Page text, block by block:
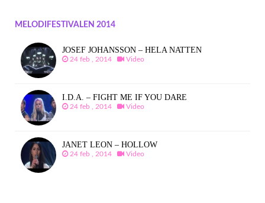
MELODIFESTIVALEN 2014
JOSEF JOHANSSON – HELA NATTEN
24 feb , 2014 Video
I.D.A. – FIGHT ME IF YOU DARE
24 feb , 2014 Video
JANET LEON – HOLLOW
24 feb , 2014 Video